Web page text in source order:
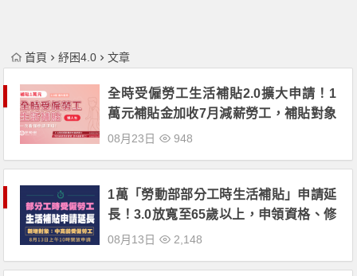
首頁 紓困4.0 文章
全時受僱勞工生活補貼2.0擴大申請！1
萬元補貼金加收7月減薪勞工，補貼對象
4要件一次看
08月23日 948
1萬「勞動部部分工時生活補貼」申請延
長！3.0放寬至65歲以上，申領資格、修
正內容、排除對象一起看
08月13日 2,148